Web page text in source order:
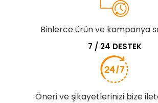
Binlerce ürün ve kampanya
7 / 24 DESTEK
Öneri ve şikayetlerinizi bize